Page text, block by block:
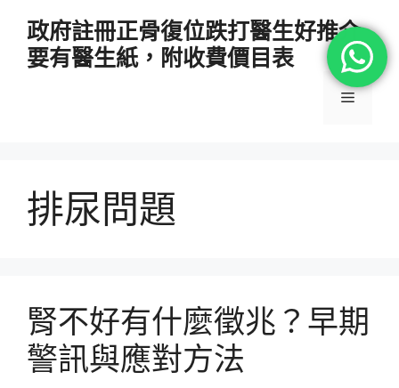
政府註冊正骨復位跌打醫生好推介
要有醫生紙，附收費價目表
選
排尿問題
腎不好有什麼徵兆？早期
警訊與應對方法